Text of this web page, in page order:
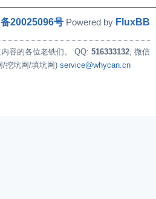
20025096号 Powered by FluxBB
容的各位老铁们。 QQ: 516333132, 微信
/挖坑网/填坑网) service@whycan.cn